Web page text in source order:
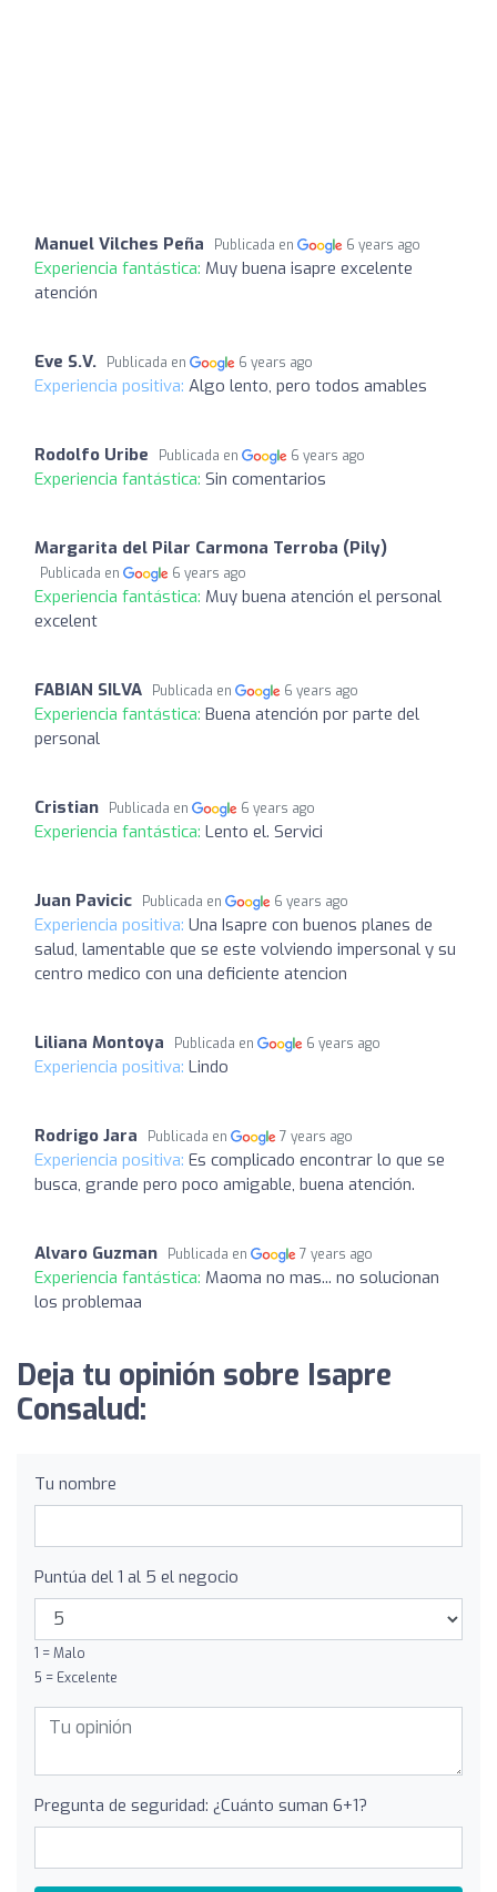
Manuel Vilches Peña Publicada en 6 years ago
Experiencia fantástica: Muy buena isapre excelente
atención
Eve S.V. Publicada en 6 years ago
Experiencia positiva: Algo lento, pero todos amables
Rodolfo Uribe Publicada en 6 years ago
Experiencia fantástica: Sin comentarios
Margarita del Pilar Carmona Terroba (Pily)
Publicada en 6 years ago
Experiencia fantástica: Muy buena atención el personal
excelent
FABIAN SILVA Publicada en 6 years ago
Experiencia fantástica: Buena atención por parte del
personal
Cristian Publicada en 6 years ago
Experiencia fantástica: Lento el. Servici
Juan Pavicic Publicada en 6 years ago
Experiencia positiva: Una Isapre con buenos planes de
salud, lamentable que se este volviendo impersonal y su
centro medico con una deficiente atencion
Liliana Montoya Publicada en 6 years ago
Experiencia positiva: Lindo
Rodrigo Jara Publicada en 7 years ago
Experiencia positiva: Es complicado encontrar lo que se
busca, grande pero poco amigable, buena atención.
Alvaro Guzman Publicada en 7 years ago
Experiencia fantástica: Maoma no mas... no solucionan
los problemaa
Deja tu opinión sobre Isapre
Consalud:
Tu nombre
Puntúa del 1 al 5 el negocio
1 = Malo
5 = Excelente
Pregunta de seguridad: ¿Cuánto suman 6+1?